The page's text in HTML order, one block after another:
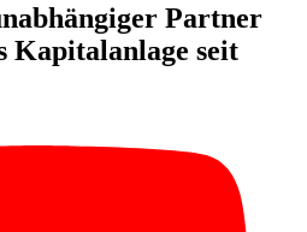
Partner
Kapitalanlage seit